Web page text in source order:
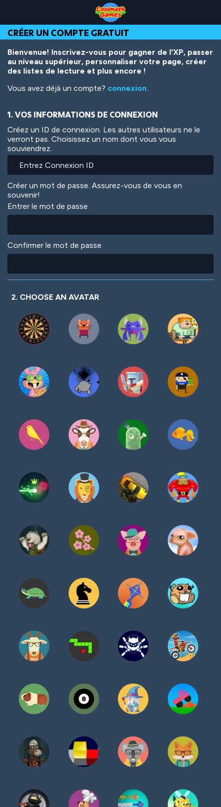
Top
of
Page
Navigation
Main
Content
Footer
contenu
principal
CRÉER UN COMPTE GRATUIT
Bienvenue! Inscrivez-vous pour gagner de l'XP, passer
au niveau supérieur, personnaliser votre page, créer
des listes de lecture et plus encore !
Vous avez déjà un compte? connexion.
1. VOS INFORMATIONS DE CONNEXION
Créez un ID de connexion. Les autres utilisateurs ne le
verront pas. Choisissez un nom dont vous vous
souviendrez.
Créer un mot de passe. Assurez-vous de vous en
souvenir!
Entrer le mot de passe
Confirmer le mot de passe
2. CHOOSE AN AVATAR